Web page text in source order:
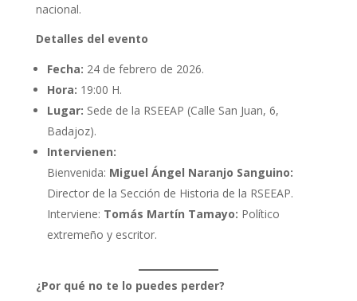
nacional.
Detalles del evento
Fecha: 24 de febrero de 2026.
Hora: 19:00 H.
Lugar: Sede de la RSEEAP (Calle San Juan, 6,
Badajoz).
Intervienen:
Bienvenida: Miguel Ángel Naranjo Sanguino:
Director de la Sección de Historia de la RSEEAP.
Interviene: Tomás Martín Tamayo: Político
extremeño y escritor.
¿Por qué no te lo puedes perder?